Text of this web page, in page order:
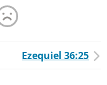
Ezequiel 36:25